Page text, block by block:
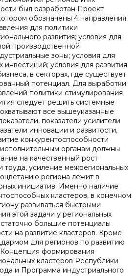
был разработан Проект
обозначены 4 направления:
для политики
развития; условия для
производственной
зоны; условия для
условия для развития
в секторах, где существует
потенциал. Для выработки
политики стимулирования
следует решить системные
все вышеуказанные
показатели усилители
инновации и развитости,
конкурентоспособности
органам должны
на качественный рост
труда, усиление межрегиональных
региона лежит в
инициатив. Именно наличие
кластеров, в конечном
развиваться быстрыми
этой задачи у региональных
большие потенциалы
на развитие кластеров. Кроме
для регионов по развитию
Концепция формирования
кластеров Республики
и Программа индустриального